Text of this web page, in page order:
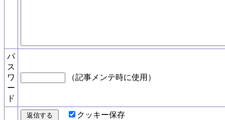
パ
ス
ワ
ー
ド
（記事メンテ時に使用）
クッキー保存